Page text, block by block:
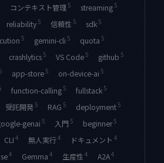
コンテキスト管理 5 streaming 5
reliability 5 信頼性 5 sdk 5
5 gemini-cli 5 quota 5
crashlytics 5 VS Code 5 github 5
5 app-store 5 on-device-ai 5
function-calling 5 fullstack 5
受託開発 5 RAG 5 deployment 5
genai 5 入門 5 beginner 5
CLI 4 無人実行4 ドキュメント 4
4 Gemma 4 生産性 4 A2A4